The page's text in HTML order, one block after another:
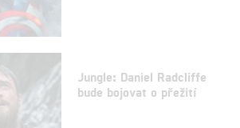
Jungle: Daniel Radcliffe
bude bojovat o přežití